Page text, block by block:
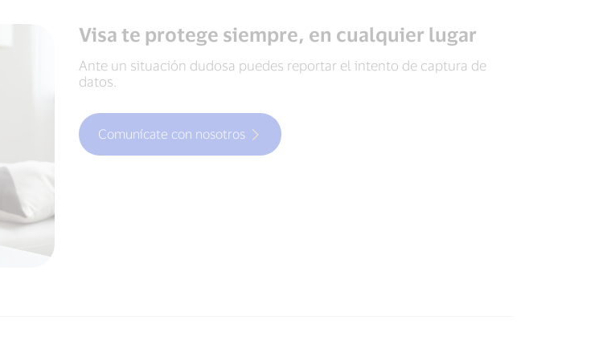
Visa te protege siempre, en cualquier lugar
Ante un situación dudosa puedes reportar el intento de captura de
datos.
Comunícate con nosotros